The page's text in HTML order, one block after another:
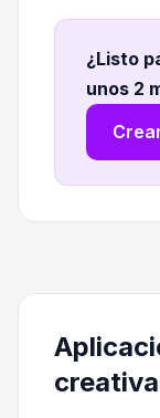
¿Listo
unos 2